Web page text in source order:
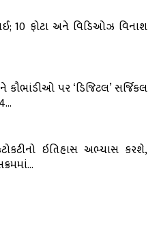
10 ફોટા અને વિડિઓઝ વિનાશ
પર ‘ડિજિટલ’ સર્જિકલ
ઇતિહાસ અભ્યાસ કરશે,